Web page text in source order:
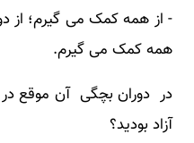
- از همه کمک می گیرم؛ از
همه کمک می گیرم.
در دوران بچگی آن موقع
آزاد بودید؟